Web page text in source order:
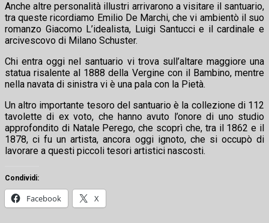
Anche altre personalità illustri arrivarono a visitare il santuario,
tra queste ricordiamo Emilio De Marchi, che vi ambientò il suo
romanzo Giacomo L’idealista, Luigi Santucci e il cardinale e
arcivescovo di Milano Schuster.
Chi entra oggi nel santuario vi trova sull’altare maggiore una
statua risalente al 1888 della Vergine con il Bambino, mentre
nella navata di sinistra vi è una pala con la Pietà.
Un altro importante tesoro del santuario è la collezione di 112
tavolette di ex voto, che hanno avuto l’onore di uno studio
approfondito di Natale Perego, che scoprì che, tra il 1862 e il
1878, ci fu un artista, ancora oggi ignoto, che si occupò di
lavorare a questi piccoli tesori artistici nascosti.
Condividi:
Facebook X